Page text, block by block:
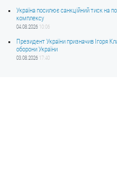
Україна посилює санкційний тиск на
комплексу
04.08.2026 10:06
Президент України призначив Ігоря
оборони України
03.08.2026 17:40